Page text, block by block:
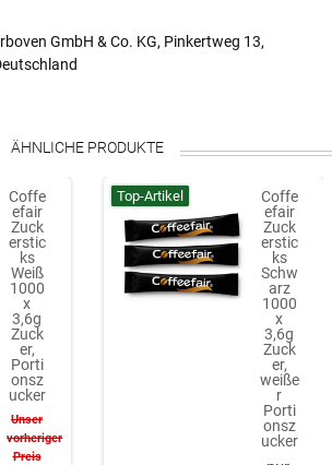
GmbH & Co. KG, Pinkertweg 13,
ÄHNLICHE PRODUKTE
Coffe
efair
Zuck
erstic
ks
Weiß
1000
x
3,6g
Zuck
er,
Porti
onsz
ucker
Unser
vorheriger
Preis
Top-Artikel
Coffe
efair
Zuck
erstic
ks
Schw
arz
1000
x
3,6g
Zuck
er,
weiße
r
Porti
onsz
ucker